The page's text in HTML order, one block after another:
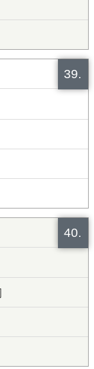
39.
40.